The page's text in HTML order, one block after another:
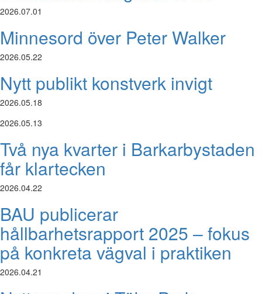
2026.07.01
Minnesord över Peter Walker
2026.05.22
Nytt publikt konstverk invigt
2026.05.18
2026.05.13
Två nya kvarter i Barkarbystaden
får klartecken
2026.04.22
BAU publicerar
hållbarhetsrapport 2025 – fokus
på konkreta vägval i praktiken
2026.04.21